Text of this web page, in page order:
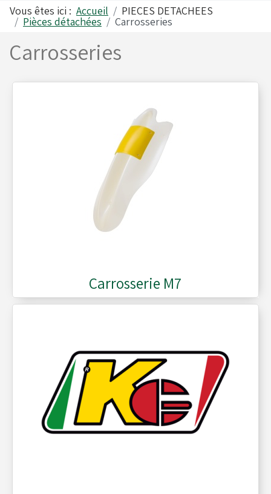
Vous êtes ici : Accueil PIECES DETACHEES
Pièces détachées Carrosseries
Carrosseries
Carrosserie M7
Freins
Moyeux - Porte-couronnes
Pare chocs - Barres
Pédales - Cale-pieds
Visserie - Boulonnerie